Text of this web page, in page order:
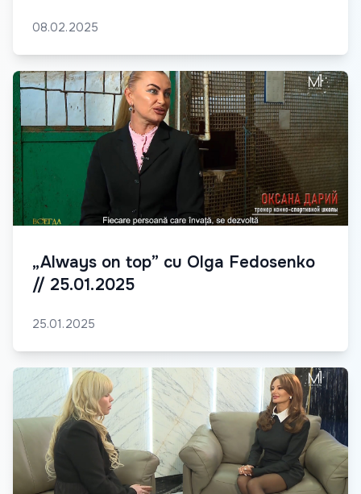
08.02.2025
„Always on top” cu Olga Fedosenko
// 25.01.2025
25.01.2025